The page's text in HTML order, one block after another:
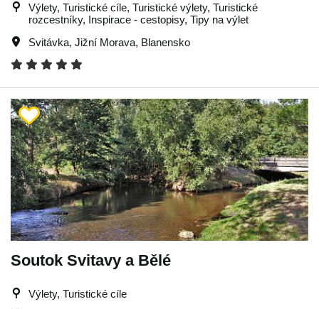
Výlety, Turistické cíle, Turistické výlety, Turistické
rozcestníky, Inspirace - cestopisy, Tipy na výlet
Svitávka, Jižní Morava, Blanensko
Soutok Svitavy a Bělé
Výlety, Turistické cíle